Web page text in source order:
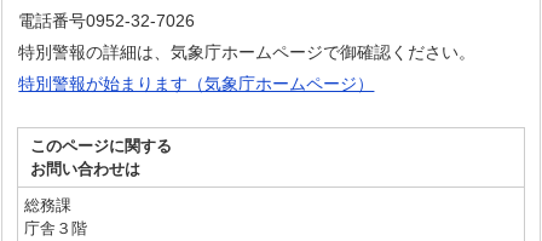
電話番号0952-32-7026
特別警報の詳細は、気象庁ホームページで御確認ください。
特別警報が始まります（気象庁ホームページ）
このページに関する
お問い合わせは
総務課
庁舎３階